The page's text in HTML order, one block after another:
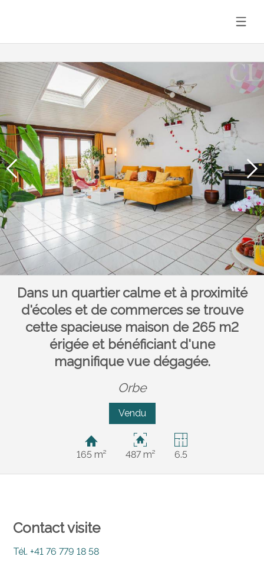
Dans un quartier calme et à proximité
d'écoles et de commerces se trouve
cette spacieuse maison de 265 m2
érigée et bénéficiant d'une
magnifique vue dégagée.
Orbe
Vendu
165 m² 487 m² 6.5
Contact visite
Tél.+41 76 779 18 58